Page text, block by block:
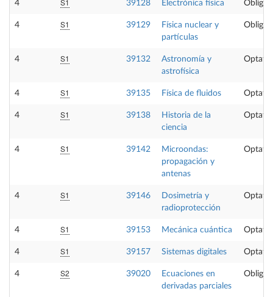
4 S1 39128 Electrónica física
4 S1 39129
Física nuclear y
partículas
4 S1 39132
Astronomía y
astrofísica
4 S1 39135 Física de fluidos
4 S1 39138
Historia de la
ciencia
4 S1 39142
Microondas:
propagación y
antenas
4 S1 39146
Dosimetría y
radioprotección
4 S1 39153 Mecánica cuántica
4 S1 39157 Sistemas digitales
4 S2 39020
Ecuaciones en
derivadas parciales